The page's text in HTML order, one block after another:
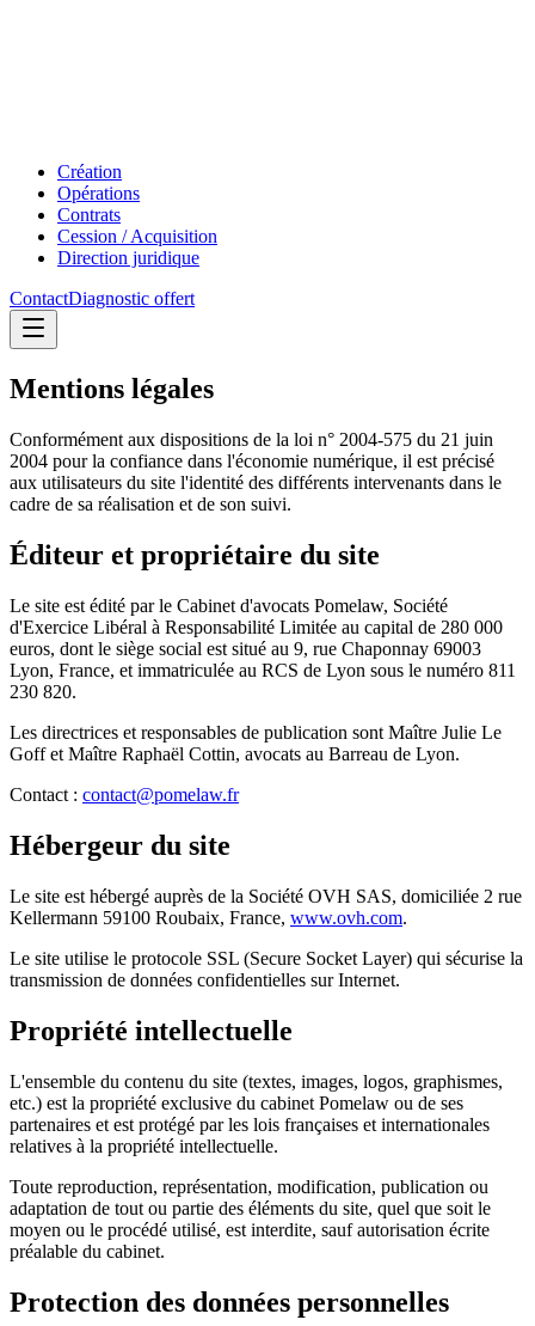
Création
Opérations
Contrats
Cession / Acquisition
Direction juridique
ContactDiagnostic offert
Mentions légales
Conformément aux dispositions de la loi n° 2004-575 du 21 juin
2004 pour la confiance dans l'économie numérique, il est précisé
aux utilisateurs du site l'identité des différents intervenants dans le
cadre de sa réalisation et de son suivi.
Éditeur et propriétaire du site
Le site est édité par le Cabinet d'avocats Pomelaw, Société
d'Exercice Libéral à Responsabilité Limitée au capital de 280 000
euros, dont le siège social est situé au 9, rue Chaponnay 69003
Lyon, France, et immatriculée au RCS de Lyon sous le numéro 811
230 820.
Les directrices et responsables de publication sont Maître Julie Le
Goff et Maître Raphaël Cottin, avocats au Barreau de Lyon.
Contact : contact@pomelaw.fr
Hébergeur du site
Le site est hébergé auprès de la Société OVH SAS, domiciliée 2 rue
Kellermann 59100 Roubaix, France, www.ovh.com.
Le site utilise le protocole SSL (Secure Socket Layer) qui sécurise la
transmission de données confidentielles sur Internet.
Propriété intellectuelle
L'ensemble du contenu du site (textes, images, logos, graphismes,
etc.) est la propriété exclusive du cabinet Pomelaw ou de ses
partenaires et est protégé par les lois françaises et internationales
relatives à la propriété intellectuelle.
Toute reproduction, représentation, modification, publication ou
adaptation de tout ou partie des éléments du site, quel que soit le
moyen ou le procédé utilisé, est interdite, sauf autorisation écrite
préalable du cabinet.
Protection des données personnelles